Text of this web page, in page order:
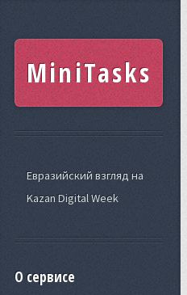
MiniTasks
Евразийский взгляд на
Kazan Digital Week
О сервисе